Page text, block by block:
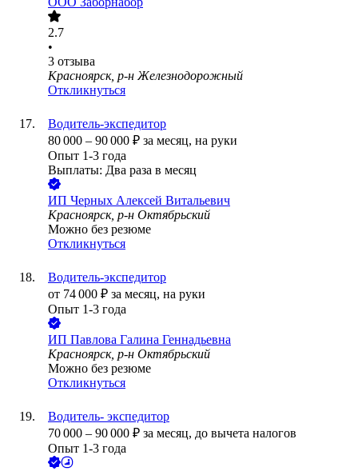
2.7
•
3 отзыва
Красноярск, р-н Железнодорожный
Откликнуться
Водитель-экспедитор
80 000 – 90 000 ₽ за месяц, на руки
Опыт 1-3 года
Выплаты: Два раза в месяц
ИП Черных Алексей Витальевич
Красноярск, р-н Октябрьский
Можно без резюме
Откликнуться
Водитель-экспедитор
от 74 000 ₽ за месяц, на руки
Опыт 1-3 года
ИП Павлова Галина Геннадьевна
Красноярск, р-н Октябрьский
Можно без резюме
Откликнуться
Водитель- экспедитор
70 000 – 90 000 ₽ за месяц, до вычета налогов
Опыт 1-3 года